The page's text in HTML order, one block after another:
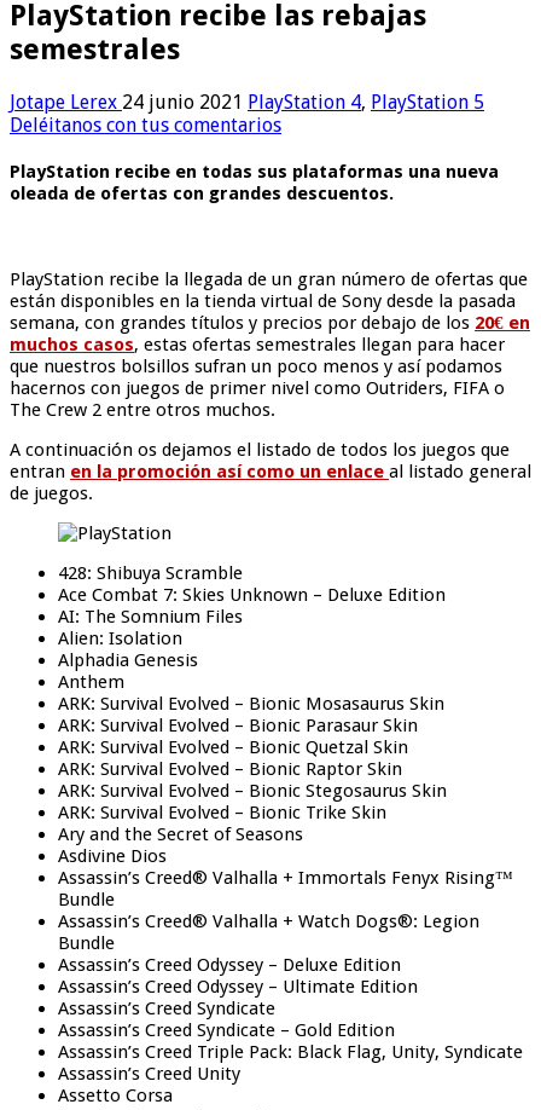
PlayStation recibe las rebajas
semestrales
Jotape Lerex 24 junio 2021 PlayStation 4, PlayStation 5
Deléitanos con tus comentarios
PlayStation recibe en todas sus plataformas una nueva
oleada de ofertas con grandes descuentos.
PlayStation recibe la llegada de un gran número de ofertas que
están disponibles en la tienda virtual de Sony desde la pasada
semana, con grandes títulos y precios por debajo de los 20€ en
muchos casos, estas ofertas semestrales llegan para hacer
que nuestros bolsillos sufran un poco menos y así podamos
hacernos con juegos de primer nivel como Outriders, FIFA o
The Crew 2 entre otros muchos.
A continuación os dejamos el listado de todos los juegos que
entran en la promoción así como un enlace al listado general
de juegos.
428: Shibuya Scramble
Ace Combat 7: Skies Unknown – Deluxe Edition
AI: The Somnium Files
Alien: Isolation
Alphadia Genesis
Anthem
ARK: Survival Evolved – Bionic Mosasaurus Skin
ARK: Survival Evolved – Bionic Parasaur Skin
ARK: Survival Evolved – Bionic Quetzal Skin
ARK: Survival Evolved – Bionic Raptor Skin
ARK: Survival Evolved – Bionic Stegosaurus Skin
ARK: Survival Evolved – Bionic Trike Skin
Ary and the Secret of Seasons
Asdivine Dios
Assassin’s Creed® Valhalla + Immortals Fenyx Rising™
Bundle
Assassin’s Creed® Valhalla + Watch Dogs®: Legion
Bundle
Assassin’s Creed Odyssey – Deluxe Edition
Assassin’s Creed Odyssey – Ultimate Edition
Assassin’s Creed Syndicate
Assassin’s Creed Syndicate – Gold Edition
Assassin’s Creed Triple Pack: Black Flag, Unity, Syndicate
Assassin’s Creed Unity
Assetto Corsa